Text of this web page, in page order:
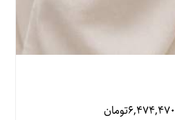
6,474,470تومان